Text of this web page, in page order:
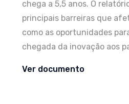
chega a 5,5 anos. O
principais barreiras que
como as oportunidades
chegada da inovação aos
Ver documento